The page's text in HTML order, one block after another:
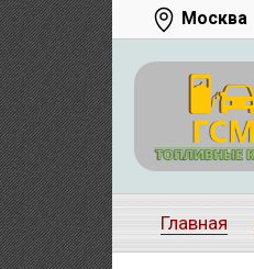
Москва
Главная